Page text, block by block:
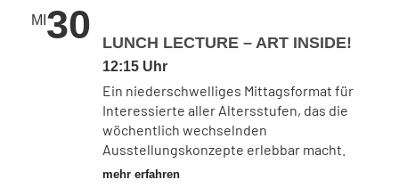
MI 30 LUNCH LECTURE – ART INSIDE!
12:15 Uhr
Ein niederschwelliges Mittagsformat für
Interessierte aller Altersstufen, das die
wöchentlich wechselnden
Ausstellungskonzepte erlebbar macht.
mehr erfahren